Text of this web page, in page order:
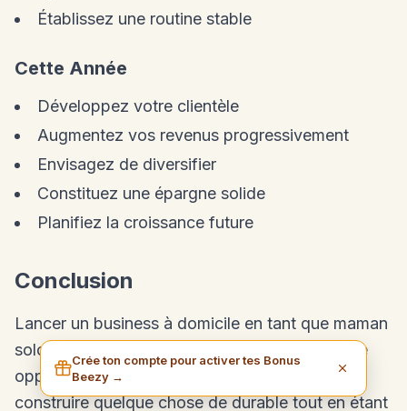
Établissez une routine stable
Cette Année
Développez votre clientèle
Augmentez vos revenus progressivement
Envisagez de diversifier
Constituez une épargne solide
Planifiez la croissance future
Conclusion
Lancer un business à domicile en tant que maman
solo au Congo est un défi, mais c'est aussi une
opportunité extraordinaire. Vous pouvez
construire quelque chose de durable tout en étant
Crée ton compte pour activer tes Bonus
Beezy →